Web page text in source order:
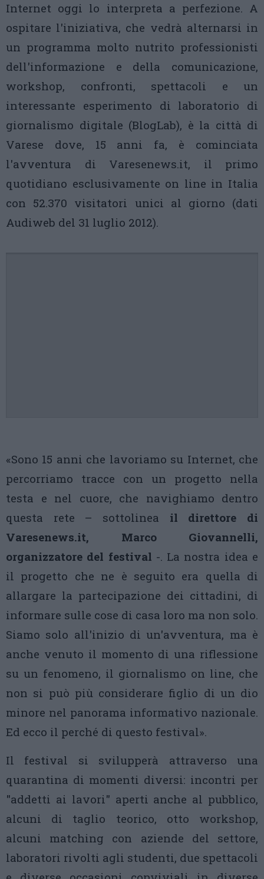
Internet oggi lo interpreta a perfezione. A
ospitare l'iniziativa, che vedrà alternarsi in
un programma molto nutrito professionisti
dell'informazione e della comunicazione,
workshop, confronti, spettacoli e un
interessante esperimento di laboratorio di
giornalismo digitale (BlogLab), è la città di
Varese dove, 15 anni fa, è cominciata
l'avventura di Varesenews.it, il primo
quotidiano esclusivamente on line in Italia
con 52.370 visitatori unici al giorno (dati
Audiweb del 31 luglio 2012).
«Sono 15 anni che lavoriamo su Internet, che
percorriamo tracce con un progetto nella
testa e nel cuore, che navighiamo dentro
questa rete – sottolinea il direttore di
Varesenews.it, Marco Giovannelli,
organizzatore del festival -. La nostra idea e
il progetto che ne è seguito era quella di
allargare la partecipazione dei cittadini, di
informare sulle cose di casa loro ma non solo.
Siamo solo all'inizio di un'avventura, ma è
anche venuto il momento di una riflessione
su un fenomeno, il giornalismo on line, che
non si può più considerare figlio di un dio
minore nel panorama informativo nazionale.
Ed ecco il perché di questo festival».
Il festival si svilupperà attraverso una
quarantina di momenti diversi: incontri per
"addetti ai lavori" aperti anche al pubblico,
alcuni di taglio teorico, otto workshop,
alcuni matching con aziende del settore,
laboratori rivolti agli studenti, due spettacoli